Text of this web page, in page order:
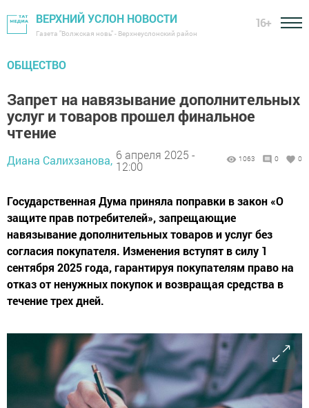
ВЕРХНИЙ УСЛОН НОВОСТИ
Газета "Волжская новь" - Верхнеуслонский район
16+
ОБЩЕСТВО
Запрет на навязывание дополнительных
услуг и товаров прошел финальное
чтение
Диана Салихзанова, 6 апреля 2025 -
12:00
1063 0 0
Государственная Дума приняла поправки в закон «О
защите прав потребителей», запрещающие
навязывание дополнительных товаров и услуг без
согласия покупателя. Изменения вступят в силу 1
сентября 2025 года, гарантируя покупателям право на
отказ от ненужных покупок и возвращая средства в
течение трех дней.